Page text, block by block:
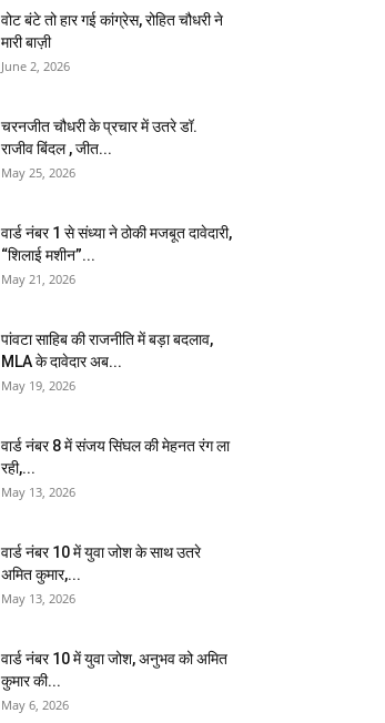
वोट बंटे तो हार गई कांग्रेस, रोहित चौधरी ने
मारी बाज़ी
June 2, 2026
चरनजीत चौधरी के प्रचार में उतरे डॉ.
राजीव बिंदल , जीत...
May 25, 2026
वार्ड नंबर 1 से संध्या ने ठोकी मजबूत दावेदारी,
“शिलाई मशीन”...
May 21, 2026
पांवटा साहिब की राजनीति में बड़ा बदलाव,
MLA के दावेदार अब...
May 19, 2026
वार्ड नंबर 8 में संजय सिंघल की मेहनत रंग ला
रही,...
May 13, 2026
वार्ड नंबर 10 में युवा जोश के साथ उतरे
अमित कुमार,...
May 13, 2026
वार्ड नंबर 10 में युवा जोश, अनुभव को अमित
कुमार की...
May 6, 2026